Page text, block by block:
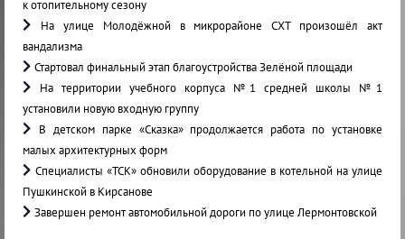
к отопительному сезону
На улице Молодёжной в микрорайоне СХТ произошёл акт
вандализма
Стартовал финальный этап благоустройства Зелёной площади
На территории учебного корпуса №1 средней школы №1
установили новую входную группу
В детском парке «Сказка» продолжается работа по установке
малых архитектурных форм
Специалисты «ТСК» обновили оборудование в котельной на улице
Пушкинской в Кирсанове
Завершен ремонт автомобильной дороги по улице Лермонтовской